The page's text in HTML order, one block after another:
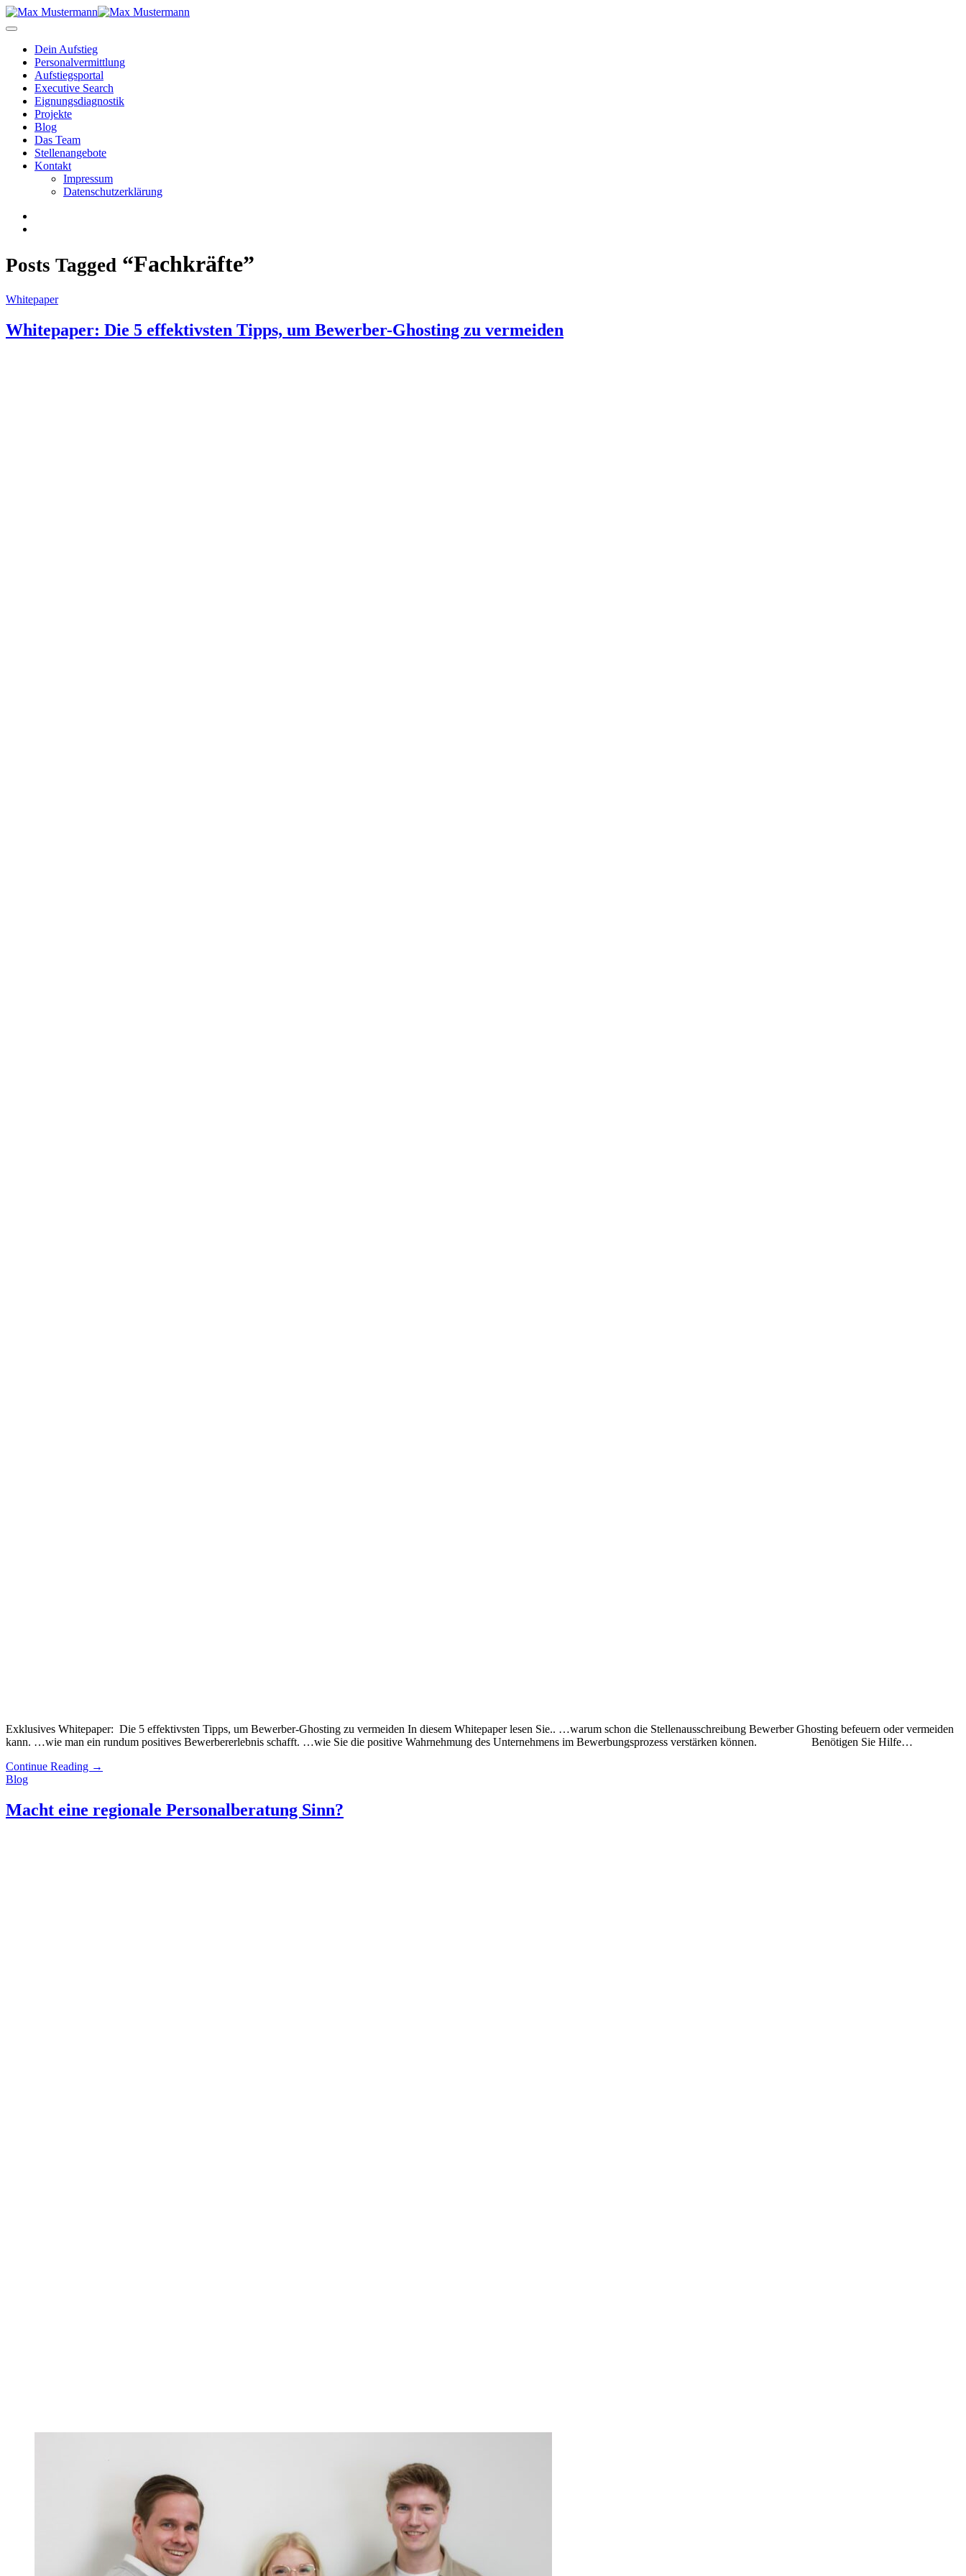
Dein Aufstieg
Personal­vermittlung
Aufstiegsportal
Executive Search
Eignungs­diagnostik
Projekte
Blog
Das Team
Stellenangebote
Kontakt
Impressum
Datenschutzerklärung
Posts Tagged “Fachkräfte”
Whitepaper
Whitepaper: Die 5 effektivsten Tipps, um Bewerber-Ghosting zu vermeiden
Exklusives Whitepaper: Die 5 effektivsten Tipps, um Bewerber-Ghosting zu vermeiden In diesem Whitepaper lesen Sie.. …warum schon die Stellenausschreibung Bewerber Ghosting befeuern oder vermeiden
kann. …wie man ein rundum positives Bewerbererlebnis schafft. …wie Sie die positive Wahrnehmung des Unternehmens im Bewerbungsprozess verstärken können. Benötigen Sie Hilfe…
Continue Reading →
Blog
Macht eine regionale Personalberatung Sinn?